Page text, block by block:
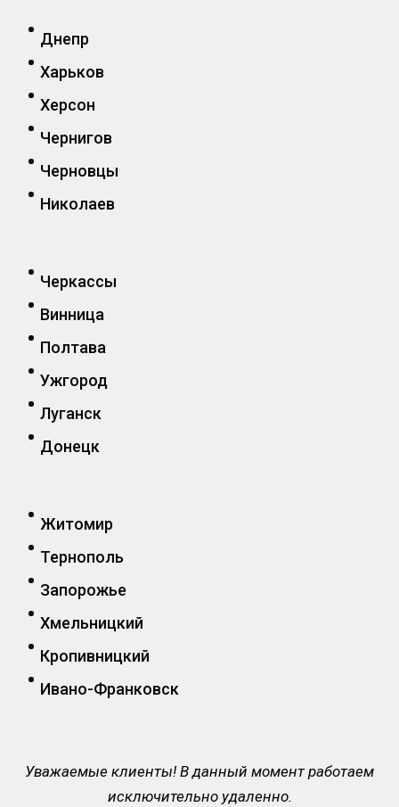
Днепр
Харьков
Херсон
Чернигов
Черновцы
Николаев
Черкассы
Винница
Полтава
Ужгород
Луганск
Донецк
Житомир
Тернополь
Запорожье
Хмельницкий
Кропивницкий
Ивано-Франковск
Уважаемые клиенты! В данный момент работаем
исключительно удаленно.